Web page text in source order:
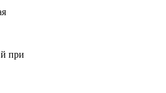
при